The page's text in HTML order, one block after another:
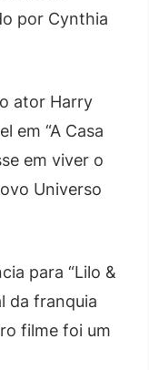
por Cynthia
ator Harry
em “A Casa
em viver o
Universo
para “Lilo &
da franquia
filme foi um